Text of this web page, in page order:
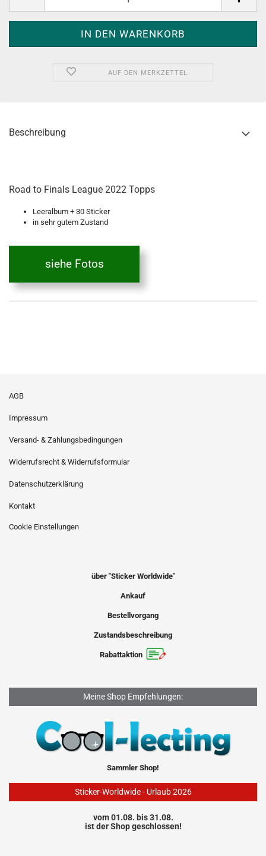
AUF DEN MERKZETTEL
Beschreibung
Road to Finals League 2022 Topps
Leeralbum + 30 Sticker
in sehr gutem Zustand
siehe Fotos
AGB
Impressum
Versand- & Zahlungsbedingungen
Widerrufsrecht & Widerrufsformular
Datenschutzerklärung
Kontakt
Cookie Einstellungen
über "Sticker Worldwide"
Ankauf
Bestellvorgang
Zustandsbeschreibung
Rabattaktion
Meine Shop Empfehlungen:
Sammler Shop!
Sticker-Worldwide - Urlaub 2026
vom 01.08. bis 31.08.
ist der Shop geschlossen!